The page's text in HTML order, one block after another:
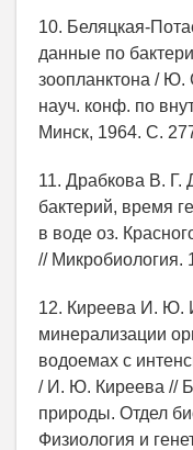
10. Беляцкая-
данные по
зоопланктона / Ю.
науч. конф. по
Минск, 1964. С.
11. Драбкова В. Г.
бактерий, время
в воде оз.
// Микробиология.
12. Киреева И. Ю.
минерализации
водоемах с
/ И. Ю. Киреева //
природы. Отдел
Физиология и